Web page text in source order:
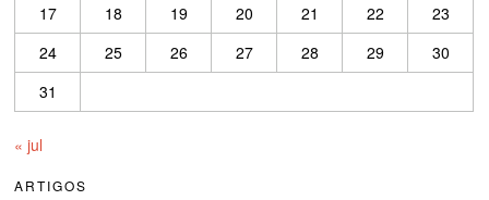
17
18 19 20 21 22
23
24
25 26 27 28 29
30
31
« jul
ARTIGOS